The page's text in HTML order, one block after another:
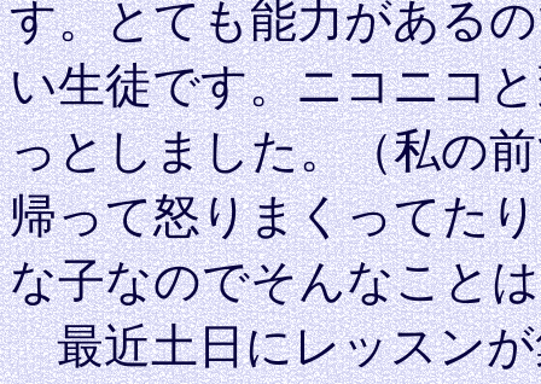
す。とても能力がある
い生徒です。ニコニコ
っとしました。（私の
帰って怒りまくってた
な子なのでそんなこと
最近土日にレッスンが